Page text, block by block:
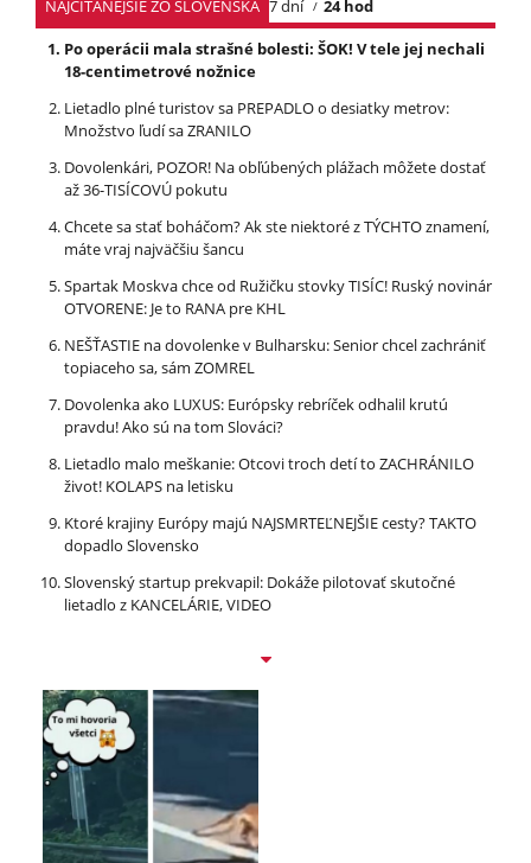
NAJČÍTANEJŠIE ZO SLOVENSKA 7 dní
24 hod
Po operácii mala strašné bolesti: ŠOK! V tele jej nechali
18-centimetrové nožnice
Lietadlo plné turistov sa PREPADLO o desiatky metrov:
Množstvo ľudí sa ZRANILO
Dovolenkári, POZOR! Na obľúbených plážach môžete dostať
až 36-TISÍCOVÚ pokutu
Chcete sa stať boháčom? Ak ste niektoré z TÝCHTO znamení,
máte vraj najväčšiu šancu
Spartak Moskva chce od Ružičku stovky TISÍC! Ruský novinár
OTVORENE: Je to RANA pre KHL
NEŠŤASTIE na dovolenke v Bulharsku: Senior chcel zachrániť
topiaceho sa, sám ZOMREL
Dovolenka ako LUXUS: Európsky rebríček odhalil krutú
pravdu! Ako sú na tom Slováci?
Lietadlo malo meškanie: Otcovi troch detí to ZACHRÁNILO
život! KOLAPS na letisku
Ktoré krajiny Európy majú NAJSMRTEĽNEJŠIE cesty? TAKTO
dopadlo Slovensko
Slovenský startup prekvapil: Dokáže pilotovať skutočné
lietadlo z KANCELÁRIE, VIDEO